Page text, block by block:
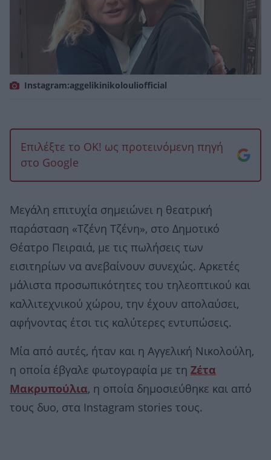
Instagram:aggelikinikolouliofficial
Επιλέξτε το OK! ως προτεινόμενη πηγή
στο Google
Μεγάλη επιτυχία σημειώνει η θεατρική
παράσταση «Τζένη Τζένη», στο Δημοτικό
Θέατρο Πειραιά, με τις πωλήσεις των
εισιτηρίων να ανεβαίνουν συνεχώς. Αρκετές
μάλιστα προσωπικότητες του τηλεοπτικού και
καλλιτεχνικού χώρου, την έχουν απολαύσει,
αφήνοντας έτσι τις καλύτερες εντυπώσεις.
Μία από αυτές, ήταν και η Αγγελική Νικολούλη,
η οποία έβγαλε φωτογραφία με τη Ζέτα
Μακρυπούλια, η οποία δημοσιεύθηκε και από
τους δυο, στα Instagram stories τους.